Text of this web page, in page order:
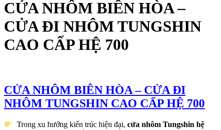
CỬA NHÔM BIÊN HÒA –
CỬA ĐI NHÔM TUNGSHIN
CAO CẤP HỆ 700
CỬA NHÔM BIÊN HÒA – CỬA ĐI
NHÔM TUNGSHIN CAO CẤP HỆ 700
Trong xu hướng kiến trúc hiện đại,cửa nhôm Tungshin hệ